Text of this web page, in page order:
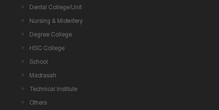
Dental College/Unit
Nursing & Midwifery
Degree College
HSC College
School
Madrasah
Technical Institute
Others